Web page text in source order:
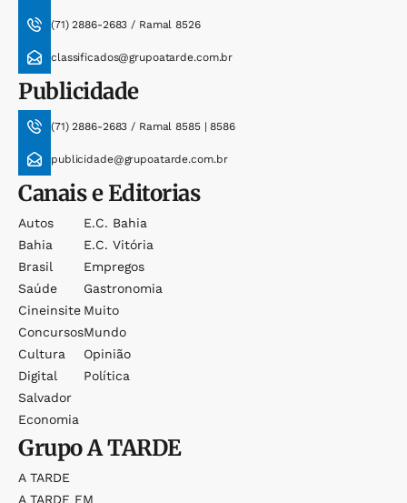
(71) 2886-2683 / Ramal 8526
classificados@grupoatarde.com.br
Publicidade
(71) 2886-2683 / Ramal 8585 | 8586
publicidade@grupoatarde.com.br
Canais e Editorias
Autos
Bahia
Brasil
Saúde
Cineinsite
Concursos
Cultura
Digital
Salvador
Economia
E.c. Bahia
E.c. Vitória
Empregos
Gastronomia
Muito
Mundo
Opinião
Política
GrupoA TARDE
A TARDE
A TARDE FM